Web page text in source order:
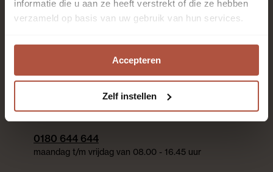
informatie die u aan ze heeft verstrekt of die ze hebben
verzameld op basis van uw gebruik van hun services.
Accepteren
Zelf instellen
Contact
We helpen je graag
binnen 30 min. antwoord op werkdagen (09.00-16.30
uur)
Chat met een adviseur
direct antwoord op werkdagen (09.00-16.30 uur)
0180 644 644
maandag t/m vrijdag van 08.00 - 16.45 uur